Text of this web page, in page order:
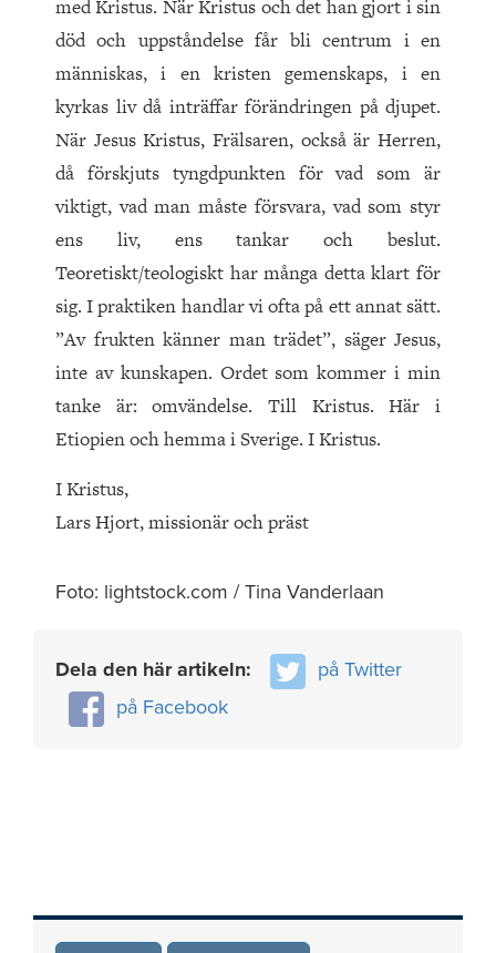
med Kristus. När Kristus och det han gjort i sin
död och uppståndelse får bli centrum i en
människas, i en kristen gemenskaps, i en
kyrkas liv då inträffar förändringen på djupet.
När Jesus Kristus, Frälsaren, också är Herren,
då förskjuts tyngdpunkten för vad som är
viktigt, vad man måste försvara, vad som styr
ens liv, ens tankar och beslut.
Teoretiskt/teologiskt har många detta klart för
sig. I praktiken handlar vi ofta på ett annat sätt.
”Av frukten känner man trädet”, säger Jesus,
inte av kunskapen. Ordet som kommer i min
tanke är: omvändelse. Till Kristus. Här i
Etiopien och hemma i Sverige. I Kristus.
I Kristus,
Lars Hjort, missionär och präst
Foto: lightstock.com / Tina Vanderlaan
Dela den här artikeln:
på Twitter
på Facebook